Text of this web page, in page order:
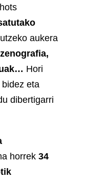
aukera
Hori
bidez eta
dibertigarri
horrek 34